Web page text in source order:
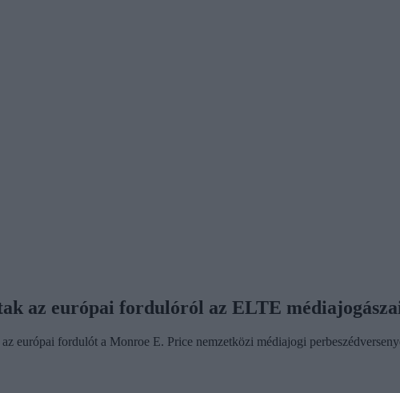
az európai fordulóról az ELTE
európai fordulót a Monroe E. Price nemzetközi médiajogi